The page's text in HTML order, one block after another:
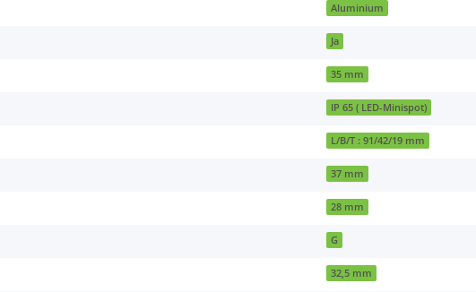
Aluminium
Ja
35 mm
IP 65 ( LED-Minispot)
L/B/T : 91/42/19 mm
37 mm
28 mm
G
32,5 mm